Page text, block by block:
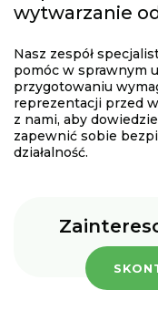
wytwarzanie
Nasz zespół
pomóc w sprawnym
przygotowaniu
reprezentacji przed
z nami, aby
zapewnić sobie
działalność.